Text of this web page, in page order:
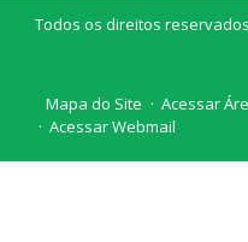
Todos os direitos
Mapa do Site
Acessar
Acessar Webmail